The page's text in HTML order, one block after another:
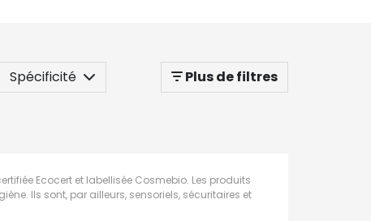
Spécificité
Plus de filtres
Ecocert et labellisée Cosmebio. Les produits
Ils sont, par ailleurs, sensoriels, sécuritaires et